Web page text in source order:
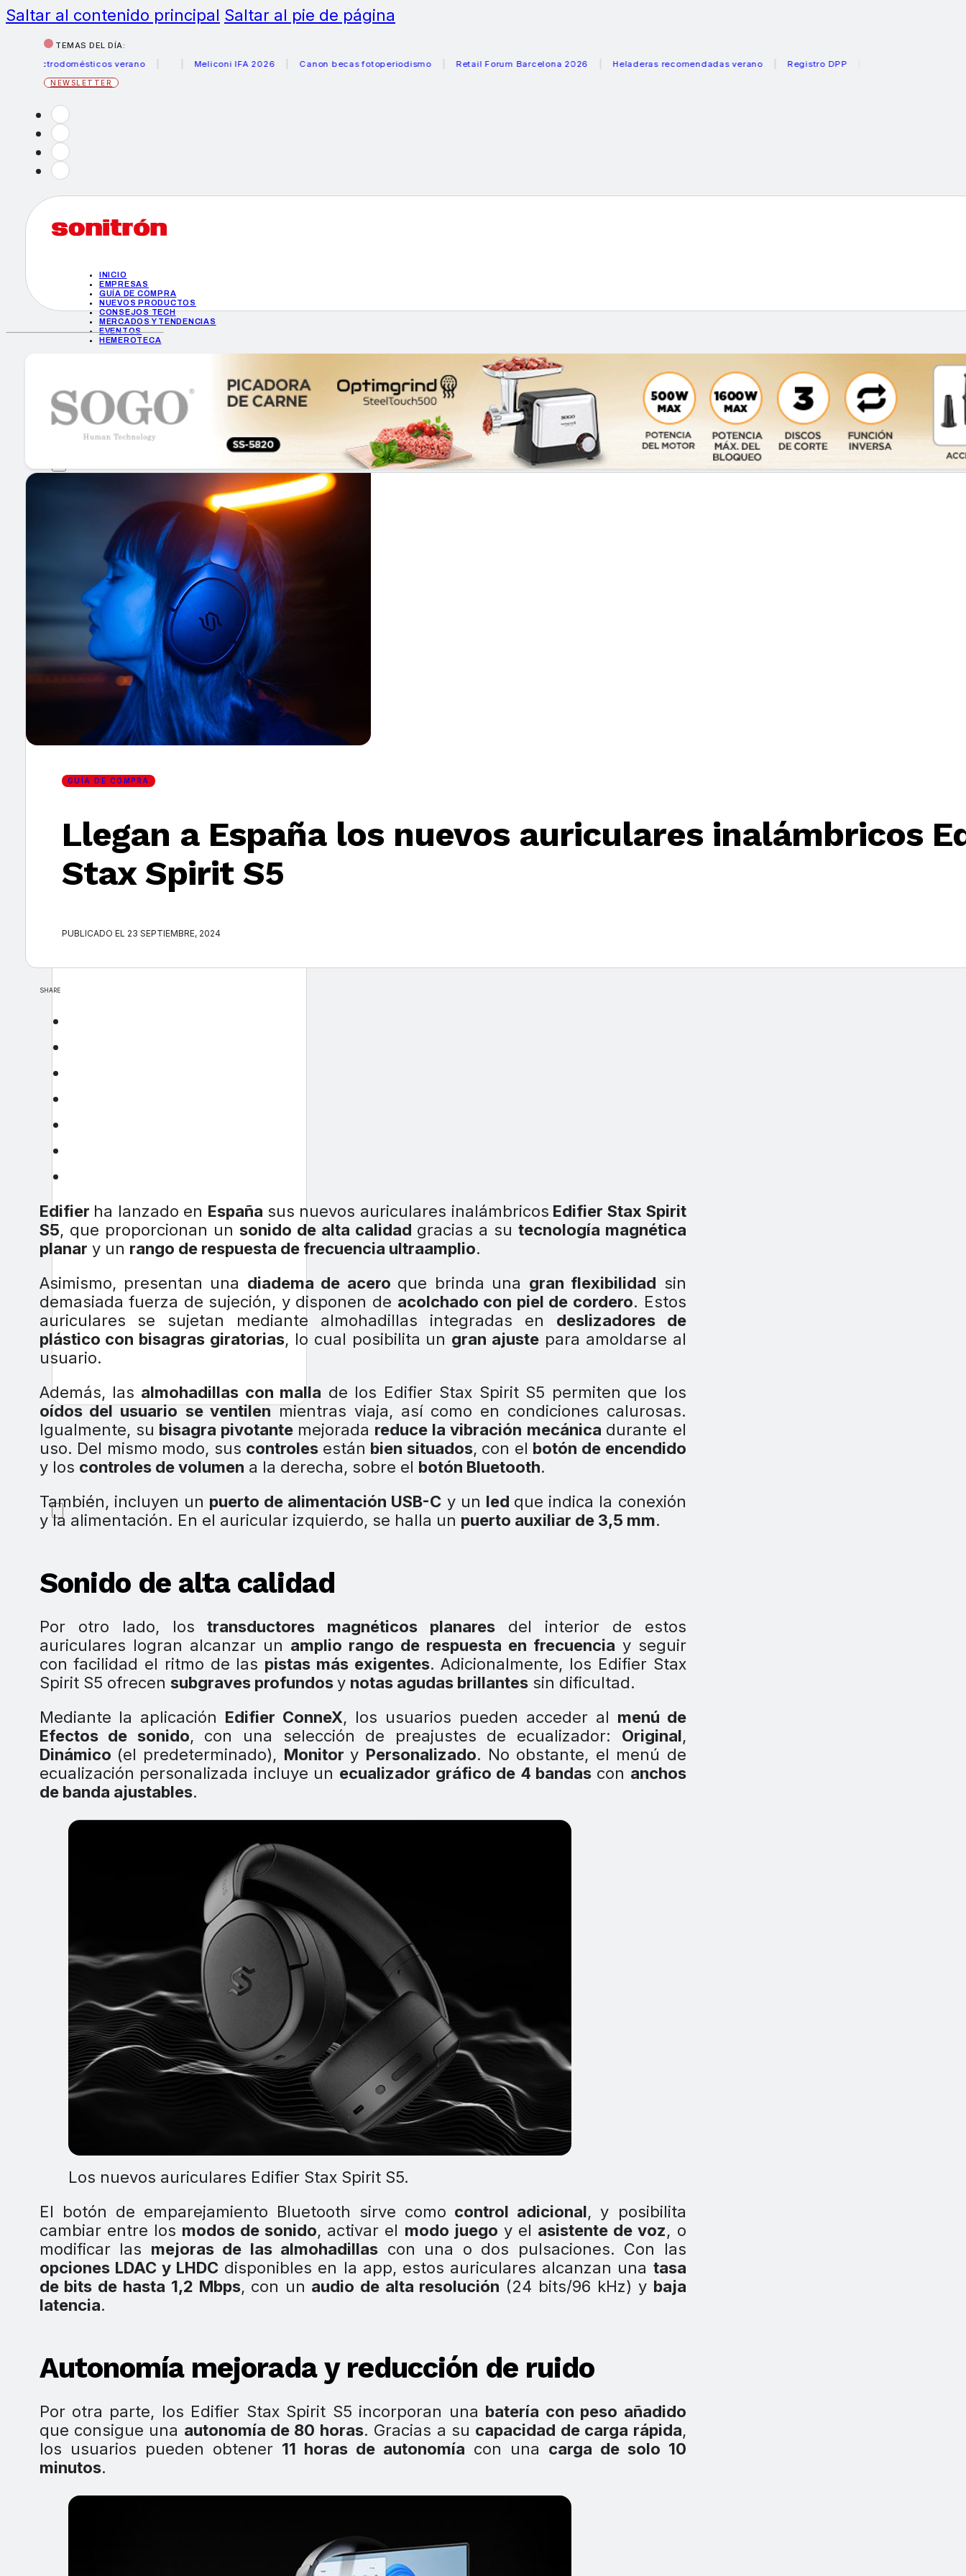
Saltar al contenido principal Saltar al pie de página
TEMAS DEL DÍA:
verano
Meliconi IFA 2026 Canon becas fotoperiodismo Retail Forum Barcelona 2026 Heladeras recomendadas verano Registro DPP
NEWSLETTER
INICIO
EMPRESAS
GUÍA DE COMPRA
NUEVOS PRODUCTOS
CONSEJOS TECH
MERCADOS Y TENDENCIAS
EVENTOS
HEMEROTECA
GUÍA DE COMPRA
NUEVOS PRODUCTOS
CONSEJOS TECH
MERCADOS Y TENDENCIAS
HEMEROTECA
Encuentra tu noticia
Buscar
GUÍA DE COMPRA
Llegan a España los nuevos auriculares inalámbricos
Stax Spirit S5
PUBLICADO EL 23 SEPTIEMBRE, 2024
SHARE
Edifier ha lanzado en España sus nuevos auriculares inalámbricos Edifier Stax Spirit
S5, que proporcionan un sonido de alta calidad gracias a su tecnología magnética
planar y un rango de respuesta de frecuencia ultraamplio.
Asimismo, presentan una diadema de acero que brinda una gran flexibilidad sin
demasiada fuerza de sujeción, y disponen de acolchado con piel de cordero. Estos
auriculares se sujetan mediante almohadillas integradas en deslizadores de
plástico con bisagras giratorias, lo cual posibilita un gran ajuste para amoldarse al
usuario.
Además, las almohadillas con malla de los Edifier Stax Spirit S5 permiten que los
oídos del usuario se ventilenmientras viaja, así como en condiciones calurosas.
Igualmente, su bisagra pivotante mejorada reduce la vibración mecánica durante el
uso. Del mismo modo, sus controles están bien situados, con el botón de encendido
y los controles de volumen a la derecha, sobre el botón Bluetooth.
También, incluyen un puerto de alimentación USB-C y un led que indica la conexión
y la alimentación. En el auricular izquierdo, se halla un puerto auxiliar de 3,5 mm.
Sonido de alta calidad
Por otro lado, los transductores magnéticos planaresdel interior de estos
auriculares logran alcanzar un amplio rango de respuesta en frecuencia y seguir
con facilidad el ritmo de las pistas más exigentes. Adicionalmente, los Edifier Stax
Spirit S5 ofrecen subgraves profundosy notas agudas brillantessin dificultad.
Mediante la aplicación Edifier ConneX, los usuarios pueden acceder al menú de
Efectos de sonido, con una selección de preajustes de ecualizador: Original,
Dinámico (el predeterminado), Monitory Personalizado. No obstante, el menú de
ecualización personalizada incluye un ecualizador gráfico de 4 bandas con anchos
de banda ajustables.
Los nuevos auriculares Edifier Stax Spirit S5.
El botón de emparejamiento Bluetooth sirve como control adicional, y posibilita
cambiar entre los modos de sonido, activar el modo juego y el asistente de voz, o
modificar las mejoras de las almohadillas con una o dos pulsaciones. Con las
opciones LDAC y LHDC disponibles en la app, estos auriculares alcanzan una tasa
de bits de hasta 1,2 Mbps, con un audio de alta resolución (24 bits/96 kHz) y baja
latencia.
Autonomía mejorada y reducción de ruido
Por otra parte, los Edifier Stax Spirit S5 incorporan una batería con peso añadido
que consigue una autonomía de 80 horas. Gracias a su capacidad de carga rápida,
los usuarios pueden obtener 11 horas de autonomía con una carga de solo 10
minutos.